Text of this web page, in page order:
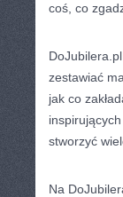
coś, co
zestawiać
jak co
stworzyć
Na